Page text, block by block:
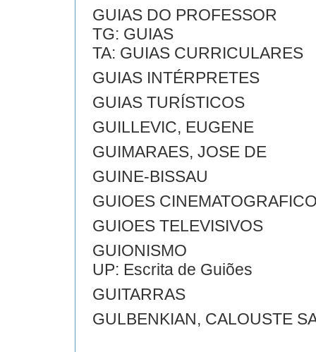
GUIAS DO PROFESSOR
TG: GUIAS
TA: GUIAS CURRICULARES
GUIAS INTÉRPRETES
GUIAS TURÍSTICOS
GUILLEVIC, EUGENE
GUIMARAES, JOSE DE
GUINE-BISSAU
GUIOES
GUIOES TELEVISIVOS
GUIONISMO
UP: Escrita de Guiões
GUITARRAS
GULBENKIAN, CALOUSTE